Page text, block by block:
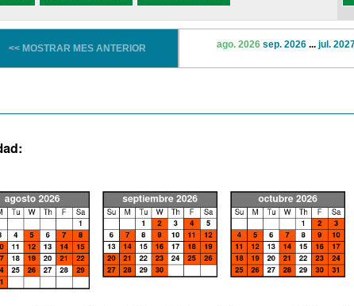
<< MOSTRAR MES ANTERIOR ago. 2026 sep. 2026... jul.